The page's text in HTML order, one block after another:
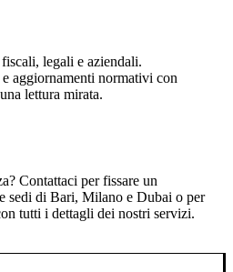
legali e aziendali.
aggiornamenti normativi con
lettura mirata.
Contattaci per fissare un
sedi di Bari, Milano e Dubai o per
tutti i dettagli dei nostri servizi.